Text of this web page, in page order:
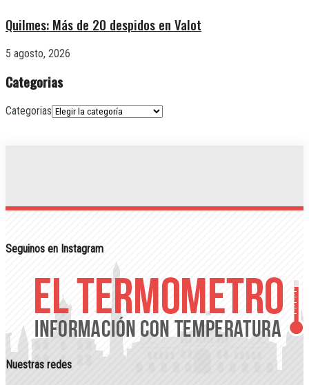
Quilmes: Más de 20 despidos en Valot
5 agosto, 2026
Categorias
Categorias
Seguinos en Instagram
Nuestras redes